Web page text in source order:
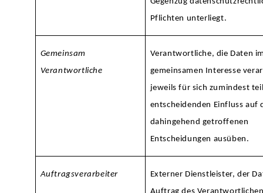
Pflichten unterliegt.
Gemeinsam
Verantwortliche
Verantwortliche, die Daten
gemeinsamen Interesse
jeweils für sich zumindest
entscheidenden Einfluss auf
dahingehend getroffenen
Entscheidungen ausüben.
Auftragsverarbeiter
Externer Dienstleister, der